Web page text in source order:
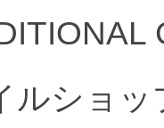
ルショ